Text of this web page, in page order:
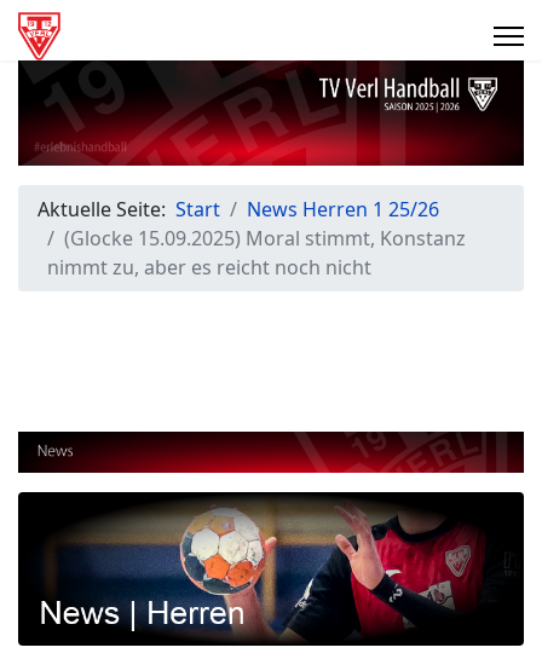
Aktuelle Seite: Start
News Herren 1 25/26
(Glocke 15.09.2025) Moral stimmt, Konstanz
nimmt zu, aber es reicht noch nicht